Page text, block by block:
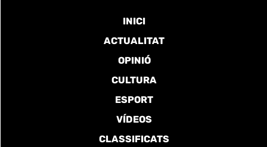
INICI
ACTUALITAT
OPINIÓ
CULTURA
ESPORT
VÍDEOS
CLASSIFICATS